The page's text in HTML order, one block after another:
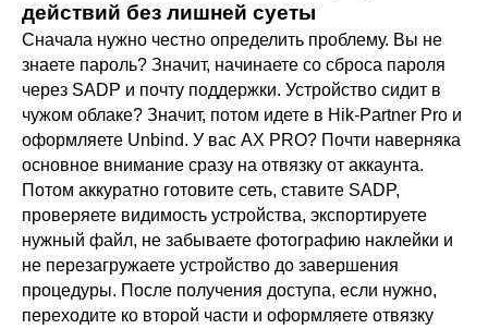
действий без лишней суеты
Сначала нужно честно определить проблему. Вы не
знаете пароль? Значит, начинаете со сброса пароля
через SADP и почту поддержки. Устройство сидит в
чужом облаке? Значит, потом идете в Hik-Partner Pro и
оформляете Unbind. У вас AX PRO? Почти наверняка
основное внимание сразу на отвязку от аккаунта.
Потом аккуратно готовите сеть, ставите SADP,
проверяете видимость устройства, экспортируете
нужный файл, не забываете фотографию наклейки и
не перезагружаете устройство до завершения
процедуры. После получения доступа, если нужно,
переходите ко второй части и оформляете отвязку